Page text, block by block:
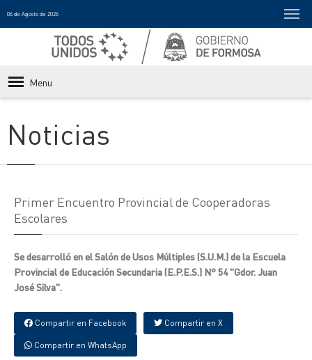
06 de Agosto de 2026
Menu
Noticias
Primer Encuentro Provincial de Cooperadoras
Escolares
Se desarrolló en el Salón de Usos Múltiples (S.U.M.) de la Escuela
Provincial de Educación Secundaria (E.P.E.S.) N° 54 "Gdor. Juan
José Silva".
Compartir en Facebook Compartir en X
Compartir en WhatsApp